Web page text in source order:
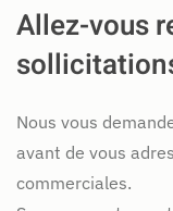
Allez-vous
Nous vous
avant de vous
commerciales.